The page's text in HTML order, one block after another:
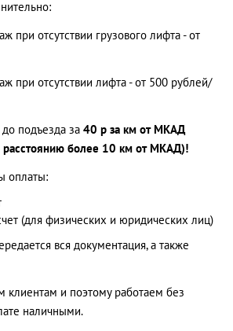
при отсутствии грузового лифта - от
при отсутствии лифта - от 500 рублей/
подъезда за 40 р за км от МКАД
расстоянию более 10 км от МКАД)!
оплаты:
(для физических и юридических лиц)
вся документация, а также
и поэтому работаем без
наличными.